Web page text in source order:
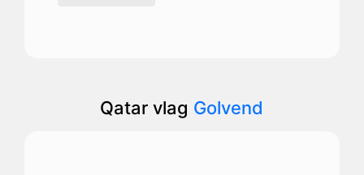
Qatar vlag Golvend